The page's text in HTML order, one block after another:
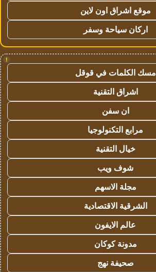
موقع اشراق اون لاين
اركان سياحة وسفر
!
مسك الكلمات في قوقل
اشراق التقنية
ان سفن
مرابع التكنولوجيا
خيال التقنية
شوف ويب
مجلة الاسهم
الشرقية الاقتصادية
عالم الايفون
مدونة كوكان
صحيفة نهج